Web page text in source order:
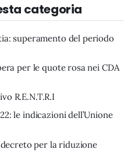
categoria
superamento del periodo
per le quote rosa nei CDA
R.E.N.T.R.I
le indicazioni dell’Unione
per la riduzione